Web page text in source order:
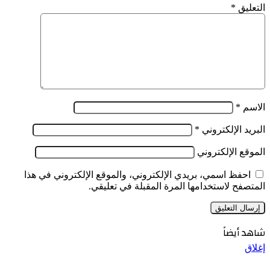
التعليق *
الاسم *
البريد الإلكتروني *
الموقع الإلكتروني
احفظ اسمي، بريدي الإلكتروني، والموقع الإلكتروني في هذا
المتصفح لاستخدامها المرة المقبلة في تعليقي.
شاهد أيضاً
إغلاق